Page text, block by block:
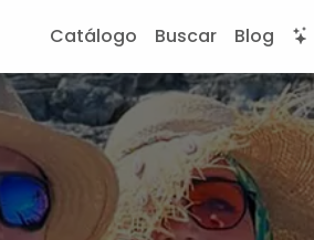
Catálogo Buscar Blog